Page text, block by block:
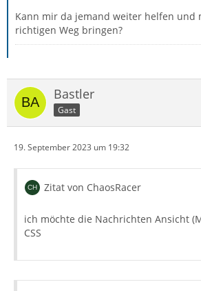
Kann mir da jemand weiter helfen und
richtigen Weg bringen?
Bastler
Gast
19. September 2023 um 19:32
Zitat von ChaosRacer
ich möchte die Nachrichten Ansicht
CSS